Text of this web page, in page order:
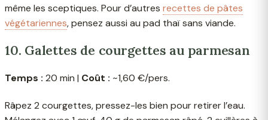
même les sceptiques. Pour d’autres recettes de pâtes
végétariennes, pensez aussi au pad thaï sans viande.
10. Galettes de courgettes au parmesan
Temps : 20 min | Coût : ~1,60 €/pers.
Râpez 2 courgettes, pressez-les bien pour retirer l’eau.